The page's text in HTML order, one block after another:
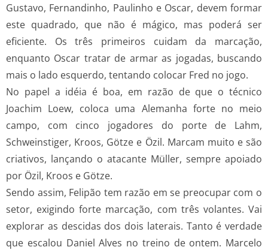
Gustavo, Fernandinho, Paulinho e Oscar, devem formar
este quadrado, que não é mágico, mas poderá ser
eficiente. Os três primeiros cuidam da marcação,
enquanto Oscar tratar de armar as jogadas, buscando
mais o lado esquerdo, tentando colocar Fred no jogo.
No papel a idéia é boa, em razão de que o técnico
Joachim Loew, coloca uma Alemanha forte no meio
campo, com cinco jogadores do porte de Lahm,
Schweinstiger, Kroos, Götze e Özil. Marcam muito e são
criativos, lançando o atacante Müller, sempre apoiado
por Özil, Kroos e Götze.
Sendo assim, Felipão tem razão em se preocupar com o
setor, exigindo forte marcação, com três volantes. Vai
explorar as descidas dos dois laterais. Tanto é verdade
que escalou Daniel Alves no treino de ontem. Marcelo